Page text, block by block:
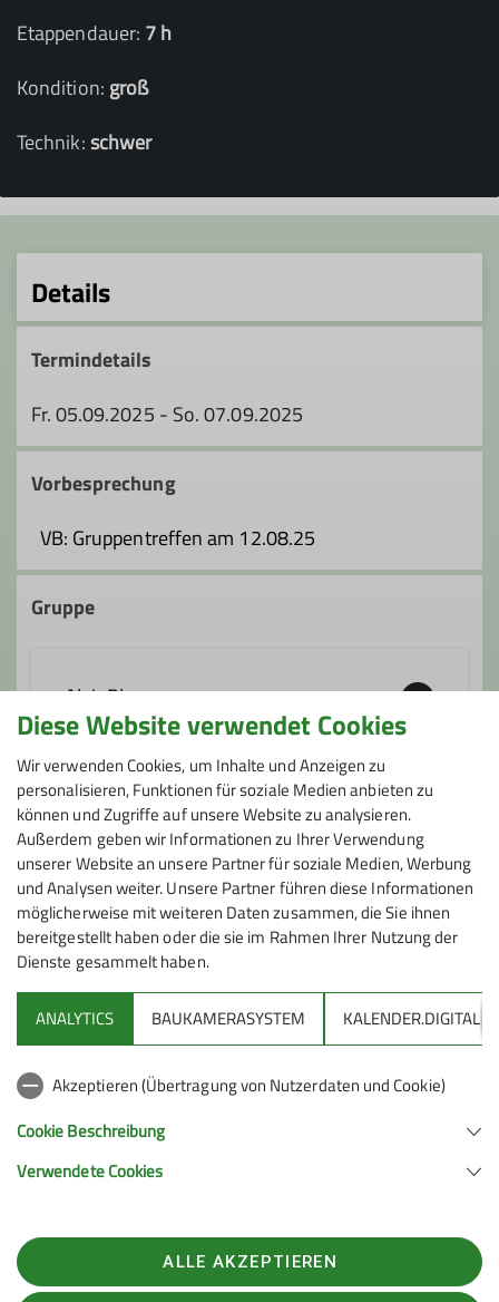
Etappendauer: 7 h
Kondition: groß
Technik: schwer
Details
Termindetails
Fr. 05.09.2025 - So. 07.09.2025
Vorbesprechung
VB: Gruppentreffen am 12.08.25
Gruppe
AlpinPlus
Du bist 35 und älter und suchst Kletterer
und Boulderer oder bist an Hochtouren,
Klettersteigen oder Alpinklettern
interessiert? Oder begeistern dich Ski-
und Schneeschuhtouren? Hier findest du
begeisterte Bergsportler, welche durch die
Angebote und Aktivitäten in der Gruppe
Kontakt aufnehmen
Anmeldung
bei Alexander R.
DAV Infos zu Bergsport allgemein
Deutscher Alpenverein (DAV) Friedrichshafen e.V.
Telefon +49754122361
Diese Website verwendet Cookies
Wir verwenden Cookies, um Inhalte und Anzeigen zu
personalisieren, Funktionen für soziale Medien anbieten zu
können und Zugriffe auf unsere Website zu analysieren.
Außerdem geben wir Informationen zu Ihrer Verwendung
unserer Website an unsere Partner für soziale Medien, Werbung
und Analysen weiter. Unsere Partner führen diese Informationen
möglicherweise mit weiteren Daten zusammen, die Sie ihnen
bereitgestellt haben oder die sie im Rahmen Ihrer Nutzung der
Dienste gesammelt haben.
ANALYTICS BAUKAMERASYSTEM KALENDER.DIGITAL
Akzeptieren (Übertragung von Nutzerdaten und Cookie)
Cookie Beschreibung
Verwendete Cookies
ALLE AKZEPTIEREN